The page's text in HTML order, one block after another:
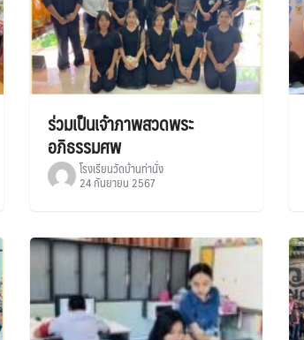
ร่วมเป็นเจ้าภาพสวดพระ
อภิธรรมศพ
โรงเรียนวัดบ้านท่านั่ง
24 กันยายน 2567